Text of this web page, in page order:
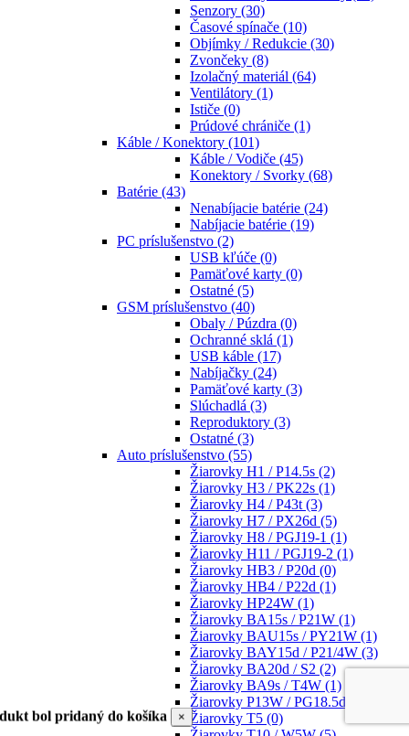
Senzory (30)
Časové spínače (10)
Objímky / Redukcie (30)
Zvončeky (8)
Izolačný materiál (64)
Ventilátory (1)
Ističe (0)
Prúdové chrániče (1)
Káble / Konektory (101)
Káble / Vodiče (45)
Konektory / Svorky (68)
Batérie (43)
Nenabíjacie batérie (24)
Nabíjacie batérie (19)
PC príslušenstvo (2)
USB kľúče (0)
Pamäťové karty (0)
Ostatné (5)
GSM príslušenstvo (40)
Obaly / Púzdra (0)
Ochranné sklá (1)
USB káble (17)
Nabíjačky (24)
Pamäťové karty (3)
Slúchadlá (3)
Reproduktory (3)
Ostatné (3)
Auto príslušenstvo (55)
Žiarovky H1 / P14.5s (2)
Žiarovky H3 / PK22s (1)
Žiarovky H4 / P43t (3)
Žiarovky H7 / PX26d (5)
Žiarovky H8 / PGJ19-1 (1)
Žiarovky H11 / PGJ19-2 (1)
Žiarovky HB3 / P20d (0)
Žiarovky HB4 / P22d (1)
Žiarovky HP24W (1)
Žiarovky BA15s / P21W (1)
Žiarovky BAU15s / PY21W (1)
Žiarovky BAY15d / P21/4W (3)
Žiarovky BA20d / S2 (2)
Žiarovky BA9s / T4W (1)
Žiarovky P13W / PG18.5d-1
Žiarovky T5 (0)
bol pridaný do košíka ×